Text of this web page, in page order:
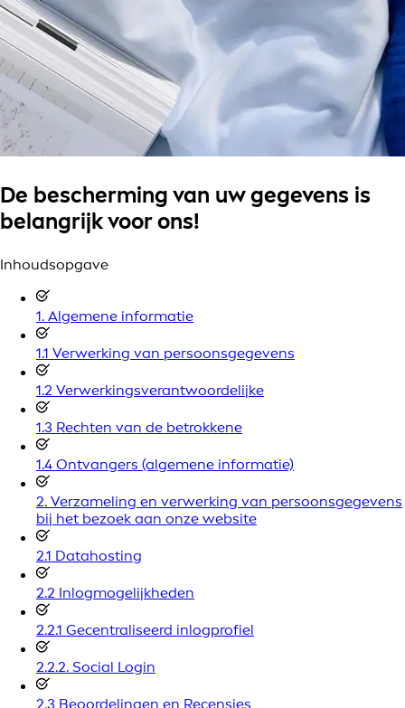
De bescherming van uw gegevens is
belangrijk voor ons!
Inhoudsopgave
1. Algemene informatie
1.1 Verwerking van persoonsgegevens
1.2 Verwerkingsverantwoordelijke
1.3 Rechten van de betrokkene
1.4 Ontvangers (algemene informatie)
2. Verzameling en verwerking van persoonsgegevens
bij het bezoek aan onze website
2.1 Datahosting
2.2 Inlogmogelijkheden
2.2.1 Gecentraliseerd inlogprofiel
2.2.2. Social Login
2.3 Beoordelingen en Recensies